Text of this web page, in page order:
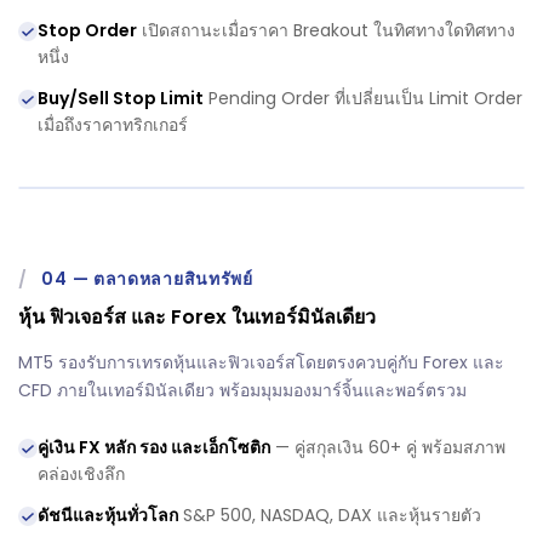
Stop Order เปิดสถานะเมื่อราคา Breakout ในทิศทางใดทิศทาง
หนึ่ง
Buy/Sell Stop Limit Pending Order ที่เปลี่ยนเป็น Limit Order
เมื่อถึงราคาทริกเกอร์
/ 04 — ตลาดหลายสินทรัพย์
หุ้น ฟิวเจอร์ส และ Forex ในเทอร์มินัลเดียว
MT5 รองรับการเทรดหุ้นและฟิวเจอร์สโดยตรงควบคู่กับ Forex และ
CFD ภายในเทอร์มินัลเดียว พร้อมมุมมองมาร์จิ้นและพอร์ตรวม
คู่เงิน FX หลัก รอง และเอ็กโซติก — คู่สกุลเงิน 60+ คู่ พร้อมสภาพ
คล่องเชิงลึก
ดัชนีและหุ้นทั่วโลก S&P 500, NASDAQ, DAX และหุ้นรายตัว